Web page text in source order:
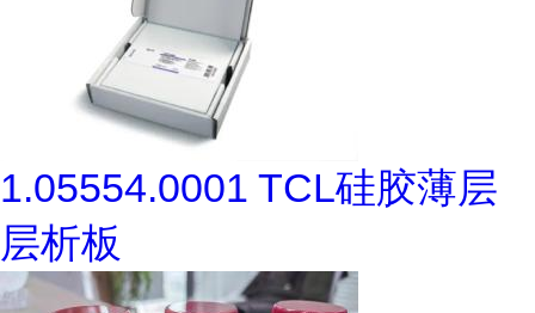
1.05554.0001 TCL硅胶薄层
层析板